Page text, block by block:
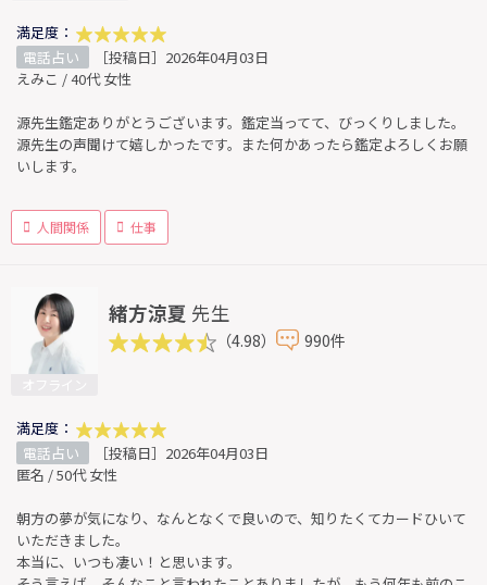
満足度：
電話占い
［投稿日］2026年04月03日
えみこ / 40代 女性
源先生鑑定ありがとうございます。鑑定当ってて、びっくりしました。
源先生の声聞けて嬉しかったです。また何かあったら鑑定よろしくお願
いします。
人間関係 仕事
緒方涼夏 先生
（4.98） 990件
満足度：
電話占い
［投稿日］2026年04月03日
匿名 / 50代 女性
朝方の夢が気になり、なんとなくで良いので、知りたくてカードひいて
いただきました。
本当に、いつも凄い！と思います。